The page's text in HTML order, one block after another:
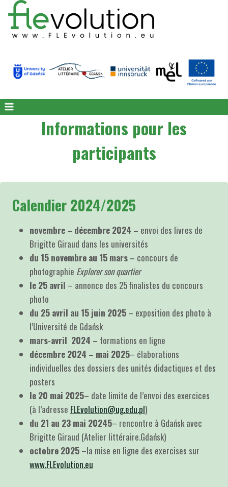
Skip
content
Informations pour les
participants
Calendier2024/2025
novembre – décembre 2024 – envoi des livres de
Brigitte Giraud dans les universités
du 15 novembre au 15 mars – concours de
photographie Explorer son quartier
le 25 avril – annonce des 25 finalistes du concours
photo
du 25 avril au 15 juin 2025 – exposition des photo à
l’Université de Gdańsk
mars-avril 2024 – formations en ligne
décembre 2024 – mai 2025– élaborations
individuelles des dossiers des unités didactiques et des
posters
le 20 mai 2025– date limite de l’envoi des exercices
(à l’adresse FLEvolution@ug.edu.pl)
du 21 au 23 mai 20245– rencontre à Gdańsk avec
Brigitte Giraud (Atelier littéraire.Gdańsk)
octobre 2025 –la mise en ligne des exercises sur
www.FLEvolution.eu